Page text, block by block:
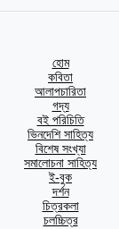
হোম
কবিতা
আলাপচারিতা
গদ্য
বই পরিচিতি
ভিনদেশি সাহিত্য
বিশেষ সংখ্যা
সমালোচনা সাহিত্য
ই-বুক
দর্শন
চিত্রকলা
চলচ্চিত্র